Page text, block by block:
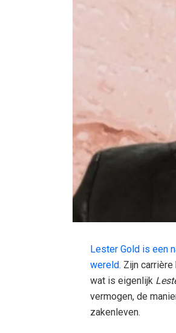
Lester Gold is een
wereld. Zijn
wat is eigenlijk
vermogen, de
zakenleven.